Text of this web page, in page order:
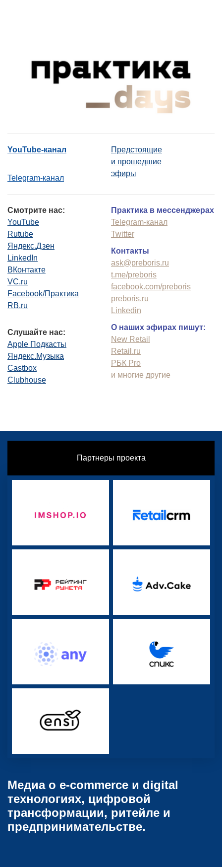
YouTube-канал
Telegram-канал
Предстоящие
и прошедшие
эфиры
Смотрите нас:
YouTube
Rutube
Яндекс.Дзен
LinkedIn
ВКонтакте
VC.ru
Facebook/Практика
RB.ru
Слушайте нас:
Apple Подкасты
Яндекс.Музыка
Castbox
Clubhouse
Практика в мессенджерах
Telegram-канал
Twitter
Контакты
ask@preboris.ru
t.me/preboris
facebook.com/preboris
preboris.ru
Linkedin
О наших эфирах пишут:
New Retail
Retail.ru
РБК Pro
и многие другие
Партнеры проекта
Медиа о e-commerce и digital
технологиях, цифровой
трансформации, ритейле и
предпринимательстве.